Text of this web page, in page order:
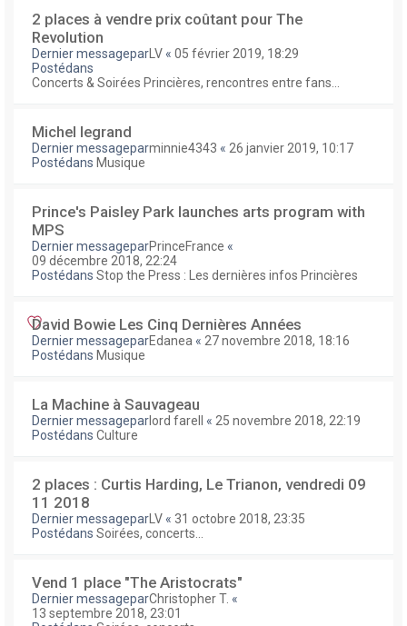
2 places à vendre prix coûtant pour The
Revolution
Dernier messagepar LV « 05 février 2019, 18:29
Postédans
Concerts & Soirées Princières, rencontres entre fans...
Michel legrand
Dernier messageparminnie4343 « 26 janvier 2019, 10:17
Postédans Musique
Prince's Paisley Park launches arts program with
MPS
Dernier messageparPrinceFrance «
09 décembre 2018, 22:24
Postédans Stop the Press : Les dernières infos Princières
David Bowie Les Cinq Dernières Années
Dernier messageparEdanea « 27 novembre 2018, 18:16
Postédans Musique
La Machine à Sauvageau
Dernier messageparlord farell « 25 novembre 2018, 22:19
Postédans Culture
2 places : Curtis Harding, Le Trianon, vendredi 09
11 2018
Dernier messagepar LV « 31 octobre 2018, 23:35
Postédans Soirées, concerts...
Vend 1 place "The Aristocrats"
Dernier messageparChristopher T. «
13 septembre 2018, 23:01